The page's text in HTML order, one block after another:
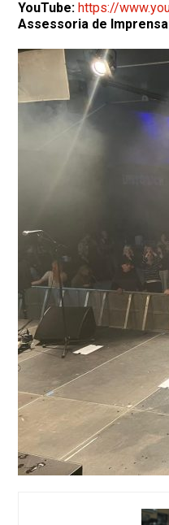
YouTube: https://
Assessoria de